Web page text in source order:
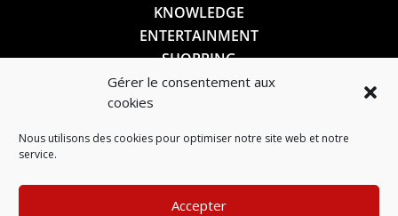
Gérer le consentement aux
cookies
Nous utilisons des cookies pour optimiser notre site web et notre
service.
Accepter
KNOWLEDGE
ENTERTAINMENT
SHOPPING
SUIVEZ-NOUS